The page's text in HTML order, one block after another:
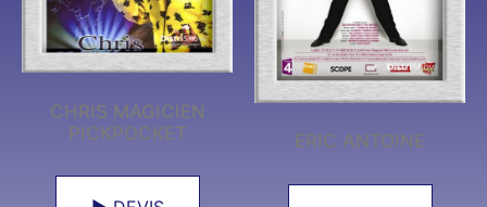
CHRIS MAGICIEN
PICKPOCKET
ERIC ANTOINE